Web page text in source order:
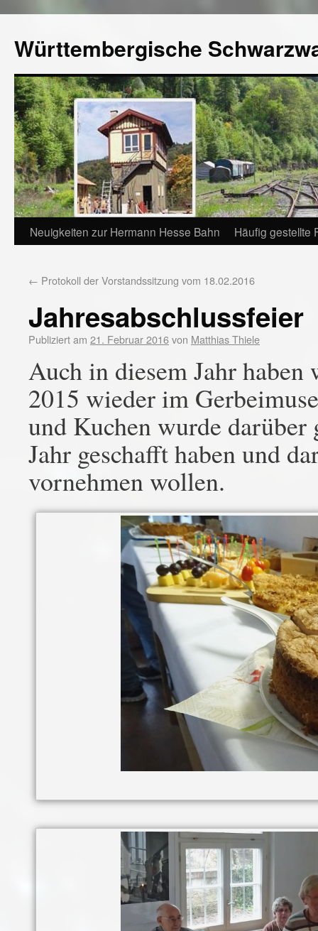
Württembergische
Neuigkeiten zur Hermann Hesse Bahn Häufig gestellte
← Protokoll der Vorstandssitzung vom 18.02.2016
Jahresabschlussfeier
Publiziert am 21. Februar 2016von Matthias Thiele
Auch in diesem Jahr haben
2015 wieder im
und Kuchen wurde
Jahr geschafft haben und
vornehmen wollen.